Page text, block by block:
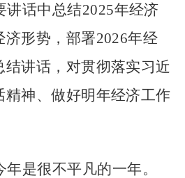
讲话中总结2025年经济
济形势，部署2026年经
讲话，对贯彻落实习近
精神、做好明年经济工作
是很不平凡的一年。